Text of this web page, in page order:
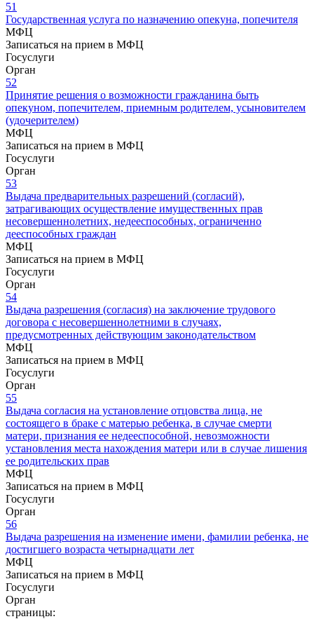
51
Государственная услуга по назначению опекуна, попечителя
МФЦ
Записаться на прием в МФЦ
Госуслуги
Орган
52
Принятие решения о возможности гражданина быть
опекуном, попечителем, приемным родителем, усыновителем
(удочерителем)
МФЦ
Записаться на прием в МФЦ
Госуслуги
Орган
53
Выдача предварительных разрешений (согласий),
затрагивающих осуществление имущественных прав
несовершеннолетних, недееспособных, ограниченно
дееспособных граждан
МФЦ
Записаться на прием в МФЦ
Госуслуги
Орган
54
Выдача разрешения (согласия) на заключение трудового
договора с несовершеннолетними в случаях,
предусмотренных действующим законодательством
МФЦ
Записаться на прием в МФЦ
Госуслуги
Орган
55
Выдача согласия на установление отцовства лица, не
состоящего в браке с матерью ребенка, в случае смерти
матери, признания ее недееспособной, невозможности
установления места нахождения матери или в случае лишения
ее родительских прав
МФЦ
Записаться на прием в МФЦ
Госуслуги
Орган
56
Выдача разрешения на изменение имени, фамилии ребенка, не
достигшего возраста четырнадцати лет
МФЦ
Записаться на прием в МФЦ
Госуслуги
Орган
страницы: